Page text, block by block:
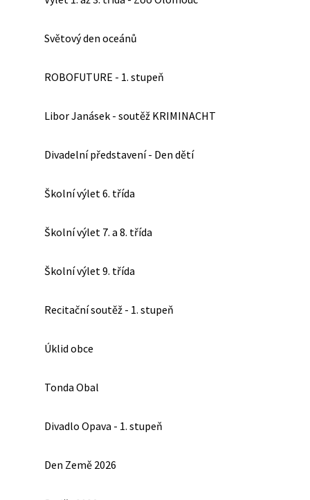
Světový den oceánů
ROBOFUTURE - 1. stupeň
Libor Janásek - soutěž KRIMINACHT
Divadelní představení - Den dětí
Školní výlet 6. třída
Školní výlet 7. a 8. třída
Školní výlet 9. třída
Recitační soutěž - 1. stupeň
Úklid obce
Tonda Obal
Divadlo Opava - 1. stupeň
Den Země 2026